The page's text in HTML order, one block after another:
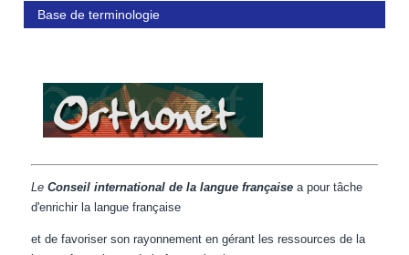
Base de terminologie
LeConseil international de la langue française a pour tâche
d'enrichir la langue française
et de favoriser son rayonnement en gérant les ressources de la